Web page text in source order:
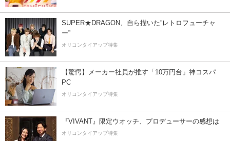
SUPER★DRAGON、自ら描いた”レトロフューチャ
ー”
オリコンタイアップ特集
【驚愕】メーカー社員が推す「10万円台」神コスパ
PC
オリコンタイアップ特集
『VIVANT』限定ウオッチ、プロデューサーの感想は
オリコンタイアップ特集